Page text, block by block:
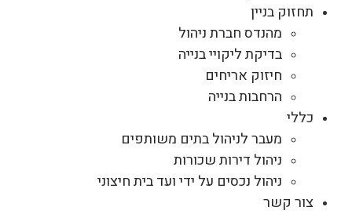
תחזוק בניין
מהנדס חברת ניהול
בדיקת ליקויי בנייה
חיזוק אריחים
הרחבות בנייה
כללי
מעבר לניהול בתים משותפים
ניהול דירות שכורות
ניהול נכסים על ידי ועד בית חיצוני
צור קשר